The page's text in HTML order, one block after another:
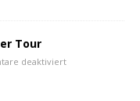
Tour
deaktiviert